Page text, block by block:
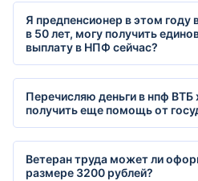
Я предпенсионер в этом году
в 50 лет, могу получить
выплату в НПФ сейчас?
Перечисляю деньги в нпф ВТБ
получить еще помощь от
Ветеран труда может ли
размере 3200 рублей?